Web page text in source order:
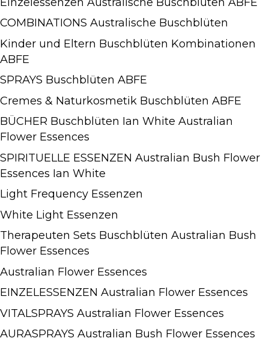
COMBINATIONS Australische Buschblüten
Kinder und Eltern Buschblüten Kombinationen
ABFE
SPRAYS Buschblüten ABFE
Cremes & Naturkosmetik Buschblüten ABFE
BÜCHER Buschblüten Ian White Australian
Flower Essences
SPIRITUELLE ESSENZEN Australian Bush Flower
Essences Ian White
Light Frequency Essenzen
White Light Essenzen
Therapeuten Sets Buschblüten Australian Bush
Flower Essences
Australian Flower Essences
EINZELESSENZEN Australian Flower Essences
VITALSPRAYS Australian Flower Essences
AURASPRAYS Australian Bush Flower Essences